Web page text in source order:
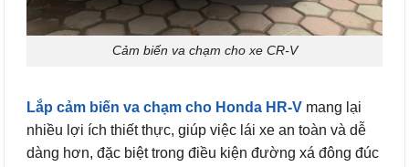
Cảm biến va chạm cho xe CR-V
Lắp cảm biến va chạm cho Honda HR-V mang lại
nhiều lợi ích thiết thực, giúp việc lái xe an toàn và dễ
dàng hơn, đặc biệt trong điều kiện đường xá đông đúc